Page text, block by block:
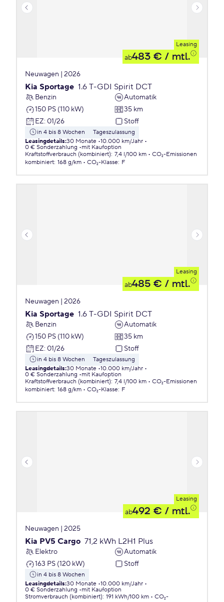
Leasing
ab483 € / mtl.
Neuwagen | 2026
Kia Sportage 1.6 T-GDI Spirit DCT
Benzin
Automatik
150 PS (110 kW)
35 km
EZ: 01/26 Stoff
in 4 bis 8 Wochen
Tageszulassung
Leasingdetails:30 Monate 10.000 km/Jahr
0 € Sonderzahlung
mit Kaufoption
Kraftstoffverbrauch (kombiniert): 7,4 l/100 km
CO₂-Emissionen
kombiniert: 168 g/km CO₂-Klasse: F
Leasing
ab485 € / mtl.
Neuwagen | 2026
Kia Sportage 1.6 T-GDI Spirit DCT
Benzin
Automatik
150 PS (110 kW)
35 km
EZ: 01/26 Stoff
in 4 bis 8 Wochen
Tageszulassung
Leasingdetails:30 Monate 10.000 km/Jahr
0 € Sonderzahlung
mit Kaufoption
Kraftstoffverbrauch (kombiniert): 7,4 l/100 km
CO₂-Emissionen
kombiniert: 168 g/km CO₂-Klasse: F
Leasing
ab492 € / mtl.
Neuwagen | 2025
Kia PV5 Cargo 71,2 kWh L2H1 Plus
Elektro
Automatik
163 PS (120 kW)
Stoff
in 4 bis 8 Wochen
Leasingdetails:30 Monate 10.000 km/Jahr
0 € Sonderzahlung
mit Kaufoption
Stromverbrauch (kombiniert): 191 kWh/100 km
CO₂-